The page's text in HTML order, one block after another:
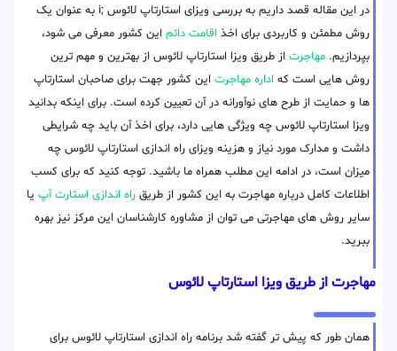
در این مقاله قصد داریم به بررسی ویزای استارتاپ لائوس ;i به عنوان یک
روش مطمئن و کاربردی برای اخذ اقامت دائم این کشور معرفی می شود،
بپردازیم. مهاجرت از طریق ویزا استارتاپ لائوس از بهترین و مهم ترین
روش هایی است که اداره مهاجرت این کشور جهت برای صاحبان استارتاپ
ها و حمایت از طرح های نوآورانه در آن تعیین کرده است. برای اینکه بدانید
ویزا استارتاپ لائوس چه ویژگی هایی دارد، برای اخذ آن باید چه شرایطی
داشت و مدارک مورد نیاز و هزینه ویزای راه اندازی استارتاپ لائوس چه
میزان است، در ادامه این مطلب همراه ما باشید. توجه کنید که برای کسب
اطلاعات کامل درباره مهاجرت به این کشور از طریق راه اندازی استارت آپ یا
سایر روش های مهاجرتی می توان از مشاوره کارشناسان این مرکز نیز بهره
ببرید.
مهاجرت از طریق ویزا استارتاپ لائوس
همان طور که پیش تر گفته شد برنامه راه اندازی استارتاپ لائوس برای